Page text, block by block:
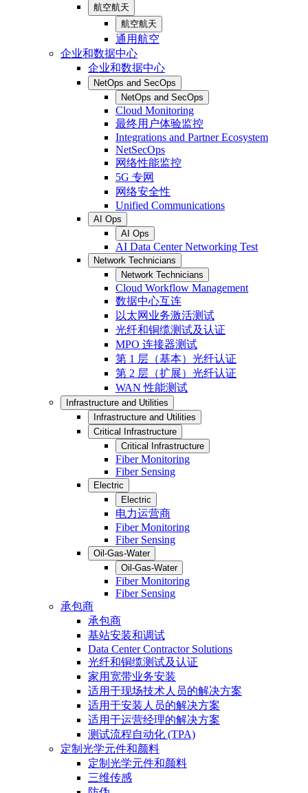
航空航天
航空航天
通用航空
企业和数据中心
企业和数据中心
NetOps and SecOps
NetOps and SecOps
Cloud Monitoring
最终用户体验监控
Integrations and Partner Ecosystem
NetSecOps
网络性能监控
5G 专网
网络安全性
Unified Communications
AI Ops
AI Ops
AI Data Center Networking Test
Network Technicians
Network Technicians
Cloud Workflow Management
数据中心互连
以太网业务激活测试
光纤和铜缆测试及认证
MPO 连接器测试
第 1 层（基本）光纤认证
第 2 层（扩展）光纤认证
WAN 性能测试
Infrastructure and Utilities
Infrastructure and Utilities
Critical Infrastructure
Critical Infrastructure
Fiber Monitoring
Fiber Sensing
Electric
Electric
电力运营商
Fiber Monitoring
Fiber Sensing
Oil-Gas-Water
Oil-Gas-Water
Fiber Monitoring
Fiber Sensing
承包商
承包商
基站安装和调试
Data Center Contractor Solutions
光纤和铜缆测试及认证
家用宽带业务安装
适用于现场技术人员的解决方案
适用于安装人员的解决方案
适用于运营经理的解决方案
测试流程自动化 (TPA)
定制光学元件和颜料
定制光学元件和颜料
三维传感